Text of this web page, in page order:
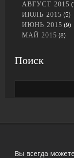
АВГУСТ 2015
ИЮЛЬ 2015 (5)
ИЮНЬ 2015 (9)
МАЙ 2015 (8)
Поиск
Вы всегда